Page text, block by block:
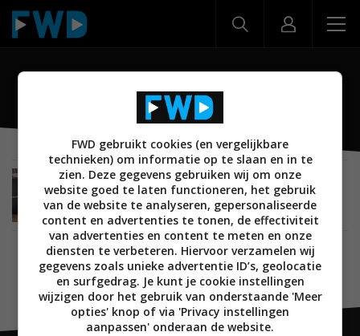
Omni 20+
BEELD 02 JULI 2017
Review: Harman Kardon Omni 10+ en Harman
Kardon Omni 20+
FWD gebruikt cookies (en vergelijkbare
technieken) om informatie op te slaan en in te
zien. Deze gegevens gebruiken wij om onze
website goed te laten functioneren, het gebruik
van de website te analyseren, gepersonaliseerde
content en advertenties te tonen, de effectiviteit
van advertenties en content te meten en onze
diensten te verbeteren. Hiervoor verzamelen wij
gegevens zoals unieke advertentie ID’s, geolocatie
en surfgedrag. Je kunt je cookie instellingen
wijzigen door het gebruik van onderstaande 'Meer
opties' knop of via 'Privacy instellingen
aanpassen' onderaan de website.